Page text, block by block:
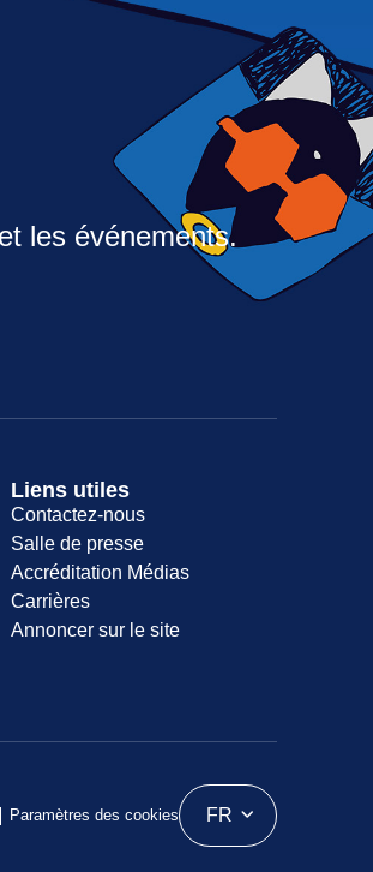
les événements.
Liens utiles
Contactez-nous
Salle de presse
Accréditation Médias
Carrières
Annoncer sur le site
Paramètres des cookies FR